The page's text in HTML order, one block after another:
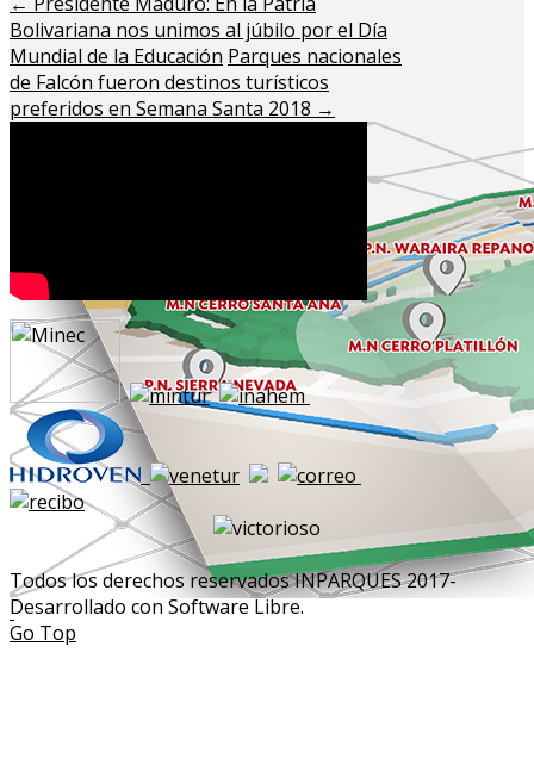
Bolivariana nos unimos al júbilo por el Día
Mundial de la Educación Parques nacionales
de Falcón fueron destinos turísticos
preferidos en Semana Santa 2018 →
Todos los derechos reservados INPARQUES 2017-
Desarrollado con Software Libre.
Go Top